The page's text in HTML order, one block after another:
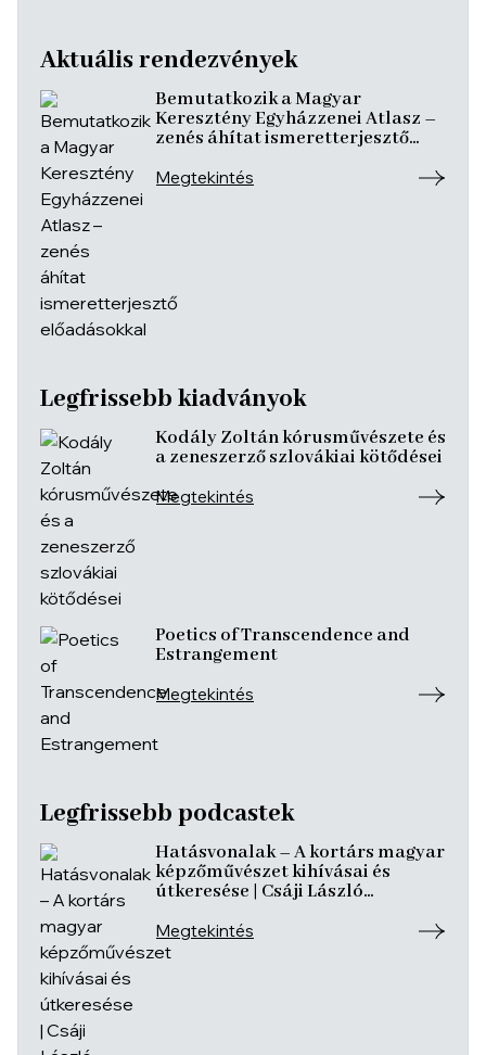
Aktuális rendezvények
Bemutatkozik a Magyar
Keresztény Egyházzenei Atlasz –
zenés áhítat ismeretterjesztő
Megtekintés
Legfrissebb kiadványok
Kodály Zoltán kórusművészete és
a zeneszerző szlovákiai kötődései
Megtekintés
Poetics of Transcendence and
Estrangement
Megtekintés
Legfrissebb podcastek
Hatásvonalak – A kortárs magyar
képzőművészet kihívásai és
útkeresése | Csáji László
József
Megtekintés